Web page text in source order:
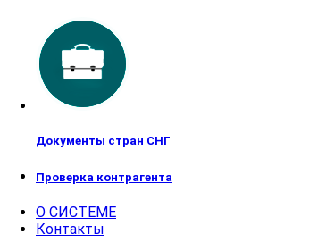
Документы стран СНГ
Проверка контрагента
О СИСТЕМЕ
Контакты